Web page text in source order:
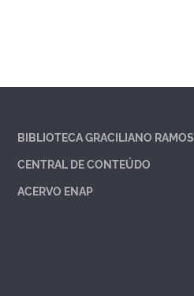
BIBLIOTECA GRACILIANO RAMOS
CENTRAL DE CONTEÚDO
ACERVO ENAP